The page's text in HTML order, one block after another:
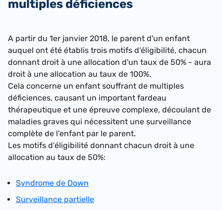
multiples déficiences
​A partir du 1er janvier 2018, le parent d'un enfant
auquel ont été établis trois motifs d'éligibilité, chacun
donnant droit à une allocation d'un taux de 50% - aura
droit à une allocation au taux de 100%.
Cela concerne un enfant souffrant de multiples
déficiences, causant un important fardeau
thérapeutique et une épreuve complexe, découlant de
maladies graves qui nécessitent une surveillance
complète de l'enfant par le parent.
Les motifs d'éligibilité donnant chacun droit à une
allocation au taux de 50%:
Syndrome de Down
Surveillance partielle